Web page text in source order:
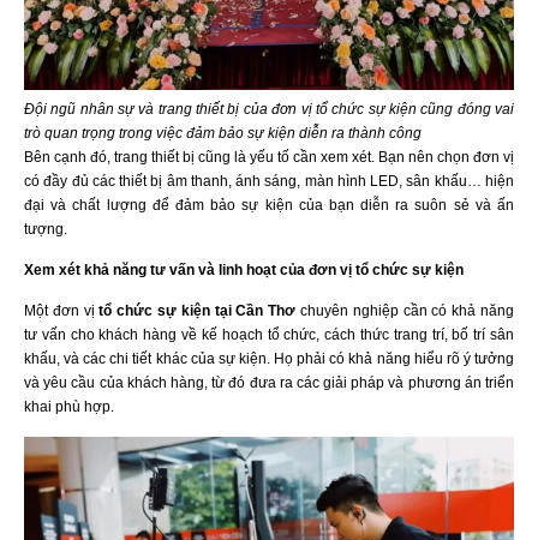
Đội ngũ nhân sự và trang thiết bị của đơn vị tổ chức sự kiện cũng đóng vai
trò quan trọng trong việc đảm bảo sự kiện diễn ra thành công
Bên cạnh đó, trang thiết bị cũng là yếu tố cần xem xét. Bạn nên chọn đơn vị
có đầy đủ các thiết bị âm thanh, ánh sáng, màn hình LED, sân khấu… hiện
đại và chất lượng để đảm bảo sự kiện của bạn diễn ra suôn sẻ và ấn
tượng.
Xem xét khả năng tư vấn và linh hoạt của đơn vị tổ chức sự kiện
Một đơn vịtổ chức sự kiện tại Cần Thơ chuyên nghiệp cần có khả năng
tư vấn cho khách hàng về kế hoạch tổ chức, cách thức trang trí, bố trí sân
khấu, và các chi tiết khác của sự kiện. Họ phải có khả năng hiểu rõ ý tưởng
và yêu cầu của khách hàng, từ đó đưa ra các giải pháp và phương án triển
khai phù hợp.